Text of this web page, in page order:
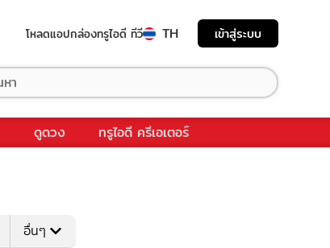
โหลดแอปกล่องทรูไอดี ทีวี TH เข้าสู่ระบบ
ดูดวง ทรูไอดี ครีเอเตอร์
อื่นๆ